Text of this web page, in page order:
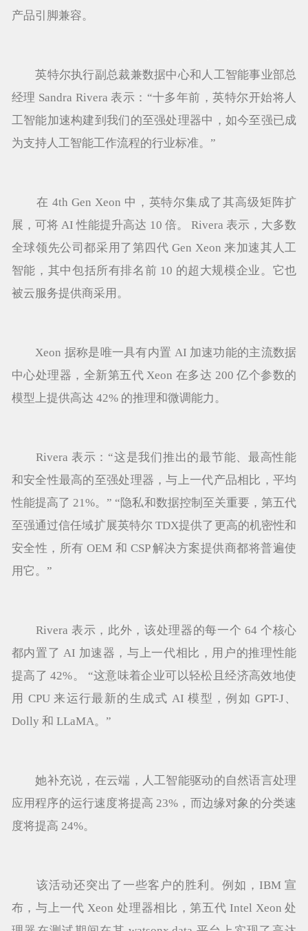
产品引脚兼容。
英特尔执行副总裁兼数据中心和人工智能事业部总
经理 Sandra Rivera 表示：“十多年前，英特尔开始将人
工智能加速构建到我们的至强处理器中，如今至强已成
为支持人工智能工作流程的行业标准。”
在 4th Gen Xeon 中，英特尔集成了其高级矩阵扩
展，可将 AI 性能提升高达 10 倍。 Rivera 表示，大多数
全球领先公司都采用了第四代 Gen Xeon 来加速其人工
智能，其中包括所有排名前 10 的超大规模企业。它也
被云服务提供商采用。
Xeon 据称是唯一具有内置 AI 加速功能的主流数据
中心处理器，全新第五代 Xeon 在多达 200 亿个参数的
模型上提供高达 42% 的推理和微调能力。
Rivera 表示：“这是我们推出的最节能、最高性能
和安全性最高的至强处理器，与上一代产品相比，平均
性能提高了 21%。” “隐私和数据控制至关重要，第五代
至强通过信任域扩展英特尔 TDX提供了更高的机密性和
安全性，所有 OEM 和 CSP 解决方案提供商都将普遍使
用它。”
Rivera 表示，此外，该处理器的每一个 64 个核心
都内置了 AI 加速器，与上一代相比，用户的推理性能
提高了 42%。 “这意味着企业可以轻松且经济高效地使
用 CPU 来运行最新的生成式 AI 模型，例如 GPT-J、
Dolly 和 LLaMA。”
她补充说，在云端，人工智能驱动的自然语言处理
应用程序的运行速度将提高 23%，而边缘对象的分类速
度将提高 24%。
该活动还突出了一些客户的胜利。例如，IBM 宣
布，与上一代 Xeon 处理器相比，第五代 Intel Xeon 处